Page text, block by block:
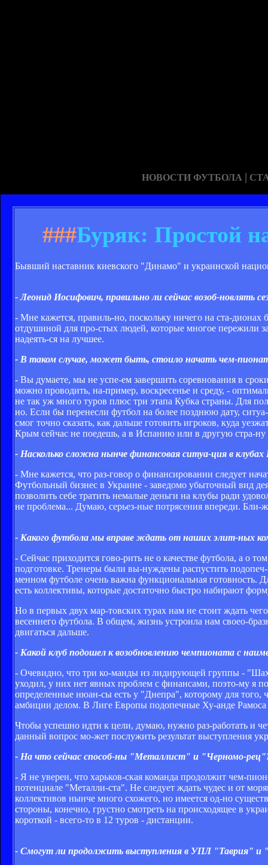
НОВОСТИ ФУТБОЛА |
###Буряк: Простой
Бывший наставник киевского "Динамо" и украинской
- Леонид Иосифович, правильно ли сейчас возоб­-новлять
- Мне кажется, правиль­-но, поскольку ничего на ста­-
отдушиной для про­-стых людей, которые многое пережили
надеять­-ся на лучшее.
- В таком случае, может быть, стоило начать чем­-
- Вы думаете, мы не успе­-ем завершить соревнования в
можно проводить, на­-пример, воскресенье и среду, -
не так уж много туров плюс три этапа Кубка страны. Для
но. Если бы перенесли футбол на более позднюю дату,
смог точно сказать, как дальше готовить игроков, куда
Крым сейчас не поедешь, а в Испанию или в другую стра­-ну
- Насколько сложна нынче финансовая ситуа­-ция в клубах
- Мне кажется, что раз­-говор о финансировании следует
Футбольный бизнес в Украине - заведомо убыточный вид
позволить себе тратить немалые деньги на клубы ради
не проблема... Думаю, серьез­-ные потрясения впереди. Бли­-
- Какого футбола мы вправе ждать от наших элит­-ных
- Сейчас приходится гово­-рить не о качестве футбола, а о
подготовке. Тренеры были вы­-нуждены распустить
менном футболе очень важна функциональная готовность.
есть коллективы, которые достаточно быстро набирают
Но в первых двух мар­-товских турах нам не стоит ждать
весеннего футбола. В общем, жизнь устроила нам своео­-
двигаться дальше.
- Какой клуб подошел к возобновлению чемпионата с
- Очевидно, что три ко­-манды из лидирующей группы -
уходил, у них нет явных проблем с финансами, поэто­-му я
определенные нюан­-сы есть у "Днепра", которому для того,
амбиции делом. В Лиге Европы подопечные Ху­-анде Рамоса
Чтобы успешно идти к цели, думаю, нужно раз­-работать и
данный вопрос мо­-жет послужить результат выступления
- На что сейчас способ­-ны "Металлист" и "Черномо­-
- Я не уверен, что харьков­-ская команда продолжит чем­-
потенциале "Металли­-ста". Не следует ждать чудес и от
коллективов нынче много схожего, но имеется од­-но
стороны, конечно, грустно смотреть на происходящее в
короткой - всего-то в 12 туров - дистанции.
- Смогут ли продолжить выступления в УПЛ "Таврия" и